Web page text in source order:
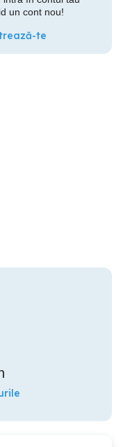
un cont nou!
te